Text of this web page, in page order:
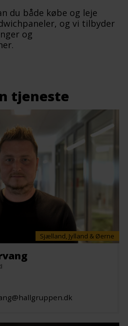
du både købe og leje
og vi tilbyder
og
tjeneste
Sjælland, Jylland & Øerne